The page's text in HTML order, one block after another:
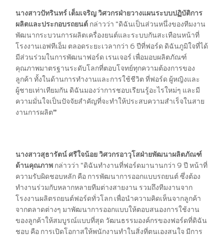
ตารางบำรุงรักษา / ค่าใช้จ่ายรถยนต์ฟ
อร์ด
Adblue Diesel Exhaust Fluid
อะไหล่และศูนย์บริการซ่อมสี
และตัวถัง
อะไหล่ตัวถัง
ศูนย์บริการซ่อมสีและตัวถัง
ข้อมูลที่เกี่ยวกับรถฟอร์ด
รอบรู้รถฟอร์ด
วีดีโอการใช้งานระบบต่างๆ ของฟอร์ด
คู่มือการใช้รถ
นางสาวปัทรินทร์ เต็มเจริญ วิศวกรฝ่ายวางแผนระบบปฏิบัติการ
ผลิตและประกอบรถยนต์ กล่าวว่า “ดิฉันเป็นส่วนหนึ่งของทีมงาน
พัฒนากระบวนการผลิตเครื่องยนต์และระบบกันสะเทือนหน้าที่
โรงงานเอฟทีเอ็ม ตลอดระยะเวลากว่า 6 ปีที่ฟอร์ด ดิฉันภูมิใจที่ได้
มีส่วนร่วมในการพัฒนาฟอร์ด เรนเจอร์ เพื่อมอบผลิตภัณฑ์
คุณภาพมาตรฐานระดับโลกที่ตอบโจทย์ทุกความต้องการของ
ลูกค้า ทั้งในด้านการทำงานและการใช้ชีวิต ที่ฟอร์ด ผู้หญิงและ
ผู้ชายเท่าเทียมกัน ดิฉันมองว่าการชอบเรียนรู้อะไรใหม่ๆ และมี
ความมั่นใจเป็นปัจจัยสำคัญที่จะทำให้ประสบความสำเร็จในสาย
งานการผลิต”
นางสาวสุธารัตน์ ศรีใจน้อย วิศวกรอาวุโสฝ่ายพัฒนาผลิตภัณฑ์
ด้านคุณภาพ กล่าวว่า “ดิฉันทำงานที่ฟอร์ดมานานกว่า 9 ปี หน้าที่
ความรับผิดชอบหลัก คือ การพัฒนาการออกแบบรถยนต์ ซึ่งต้อง
ทำงานร่วมกับหลากหลายทีมต่างสายงาน รวมถึงทีมงานจาก
โรงงานผลิตรถยนต์ฟอร์ดทั่วโลก เพื่อนำความคิดเห็นจากลูกค้า
จากตลาดต่างๆ มาพัฒนาการออกแบบให้ตอบสนองการใช้งาน
ของลูกค้าให้สมบูรณ์แบบที่สุด วัฒนธรรมองค์กรของฟอร์ดที่ดิฉัน
ชอบ คือ การเปิดโอกาสให้พนักงานทำในสิ่งที่ตนเองสนใจ มีการ